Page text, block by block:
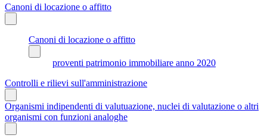
Canoni di locazione o affitto
Canoni di locazione o affitto
proventi patrimonio immobiliare anno 2020
Controlli e rilievi sull'amministrazione
Organismi indipendenti di valutuazione, nuclei di valutazione o altri
organismi con funzioni analoghe